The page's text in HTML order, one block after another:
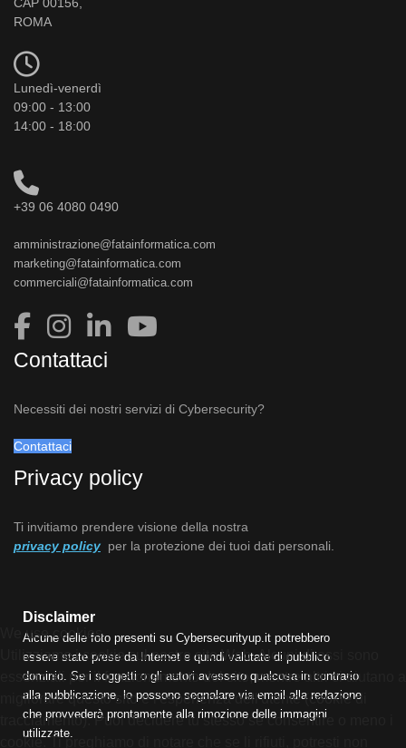
CAP 00156,
ROMA
Lunedì-venerdì
09:00 - 13:00
14:00 - 18:00
+39 06 4080 0490
amministrazione@fatainformatica.com
marketing@fatainformatica.com
commerciali@fatainformatica.com
Contattaci
Necessiti dei nostri servizi di Cybersecurity?
Contattaci
Privacy policy
Ti invitiamo prendere visione della nostra
privacy policy per la protezione dei tuoi dati personali.
Disclaimer
Alcune delle foto presenti su Cybersecurityup.it potrebbero
essere state prese da Internet e quindi valutate di pubblico
dominio. Se i soggetti o gli autori avessero qualcosa in contrario
alla pubblicazione, lo possono segnalare via email alla redazione
che provvederà prontamente alla rimozione delle immagini
utilizzate.
We use cookies
Utilizziamo i cookie sul nostro sito Web. Alcuni di essi sono
essenziali per il funzionamento del sito, mentre altri ci aiutano a
migliorare questo sito e l'esperienza dell'utente (cookie di
tracciamento). Puoi decidere tu stesso se consentire o meno i
cookie. Ti preghiamo di notare che se li rifiuti, potresti non